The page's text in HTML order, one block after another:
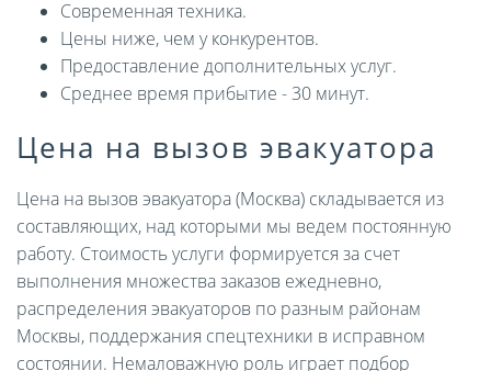
Современная техника.
Цены ниже, чем у конкурентов.
Предоставление дополнительных услуг.
Среднее время прибытие - 30 минут.
Цена на вызов эвакуатора
Цена на вызов эвакуатора (Москва) складывается из
составляющих, над которыми мы ведем постоянную
работу. Стоимость услуги формируется за счет
выполнения множества заказов ежедневно,
распределения эвакуаторов по разным районам
Москвы, поддержания спецтехники в исправном
состоянии. Немаловажную роль играет подбор